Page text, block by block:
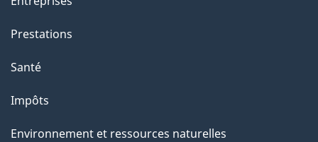
g
e
Prestations
Santé
Impôts
Environnement et ressources naturelles